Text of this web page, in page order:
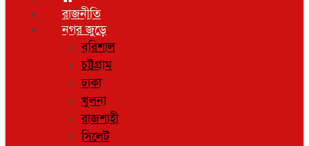
রাজনীতি
নগর জুড়ে
বরিশাল
চট্টগ্রাম
ঢাকা
খুলনা
রাজশাহী
সিলেট